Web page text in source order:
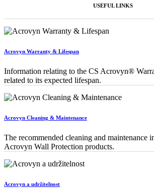
USEFUL LINKS
Acrovyn Warranty & Lifespan
Information relating to the CS Acrovyn®
related to its expected lifespan.
Acrovyn Cleaning & Maintenance
The recommended cleaning and maintenance
Acrovyn Wall Protection products.
Acrovyn a udržitelnost